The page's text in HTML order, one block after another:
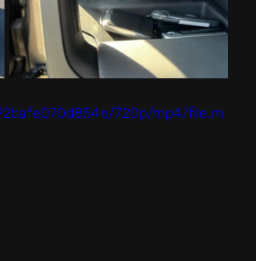
720p/mp4/file.m